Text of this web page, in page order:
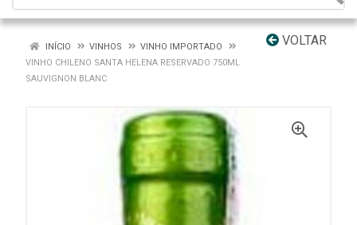
VOLTAR
INÍCIO VINHOS
VINHO IMPORTADO
VINHO CHILENO SANTA HELENA RESERVADO 750ML
SAUVIGNON BLANC